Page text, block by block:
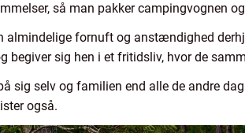
så man pakker campingvognen
almindelige fornuft og anstændighed
begiver sig hen i et fritidsliv, hvor de
sig selv og familien end alle de andre
også.